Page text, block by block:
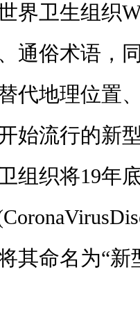
界卫生组织
通俗术语，
代地理位置
始流行的新
组织将19年
其命名为“